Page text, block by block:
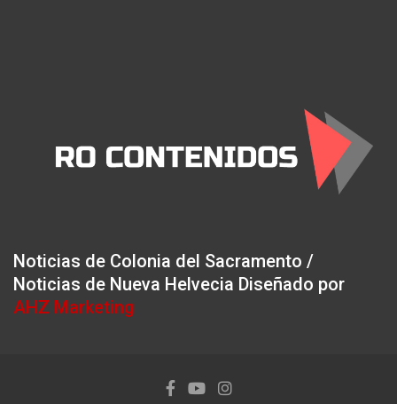
Noticias de Colonia del Sacramento /
Noticias de Nueva Helvecia Diseñado por
AHZ Marketing